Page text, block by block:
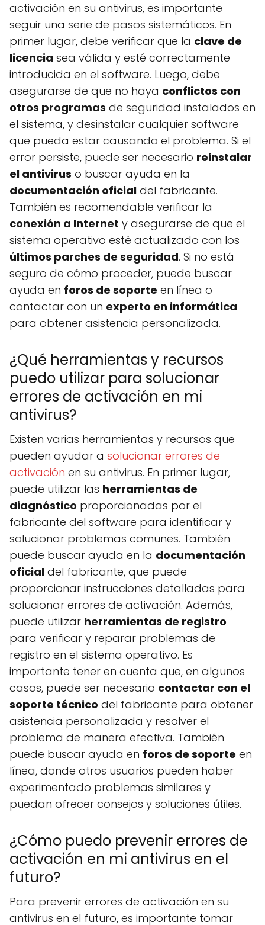
activación en su antivirus, es importante
seguir una serie de pasos sistemáticos. En
primer lugar, debe verificar que la clave de
licencia sea válida y esté correctamente
introducida en el software. Luego, debe
asegurarse de que no haya conflictos con
otros programas de seguridad instalados en
el sistema, y desinstalar cualquier software
que pueda estar causando el problema. Si el
error persiste, puede ser necesario reinstalar
el antivirus o buscar ayuda en la
documentación oficial del fabricante.
También es recomendable verificar la
conexión a Internet y asegurarse de que el
sistema operativo esté actualizado con los
últimos parches de seguridad. Si no está
seguro de cómo proceder, puede buscar
ayuda en foros de soporte en línea o
contactar con un experto en informática
para obtener asistencia personalizada.
¿Qué herramientas y recursos
puedo utilizar para solucionar
errores de activación en mi
antivirus?
Existen varias herramientas y recursos que
pueden ayudar a solucionar errores de
activación en su antivirus. En primer lugar,
puede utilizar las herramientas de
diagnóstico proporcionadas por el
fabricante del software para identificar y
solucionar problemas comunes. También
puede buscar ayuda en la documentación
oficial del fabricante, que puede
proporcionar instrucciones detalladas para
solucionar errores de activación. Además,
puede utilizar herramientas de registro
para verificar y reparar problemas de
registro en el sistema operativo. Es
importante tener en cuenta que, en algunos
casos, puede ser necesario contactar con el
soporte técnico del fabricante para obtener
asistencia personalizada y resolver el
problema de manera efectiva. También
puede buscar ayuda en foros de soporte en
línea, donde otros usuarios pueden haber
experimentado problemas similares y
puedan ofrecer consejos y soluciones útiles.
¿Cómo puedo prevenir errores de
activación en mi antivirus en el
futuro?
Para prevenir errores de activación en su
antivirus en el futuro, es importante tomar